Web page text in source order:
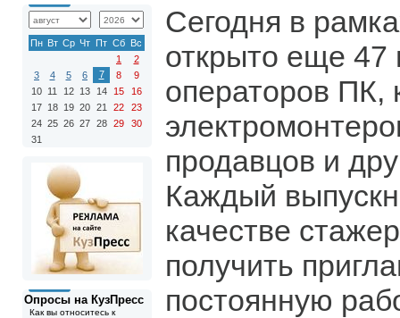
Пн Вт Ср Чт Пт Сб Вс
1
2
3
4 5 6 7 8
9
10 11 12 13 14 15
16
17 18 19 20 21 22
23
24 25 26 27 28 29
30
31
Опросы на КузПресс
Как вы относитесь к
Сегодня в
открыто еще 47
операторов ПК,
продавцов и
Каждый
качестве
получить
постоянную